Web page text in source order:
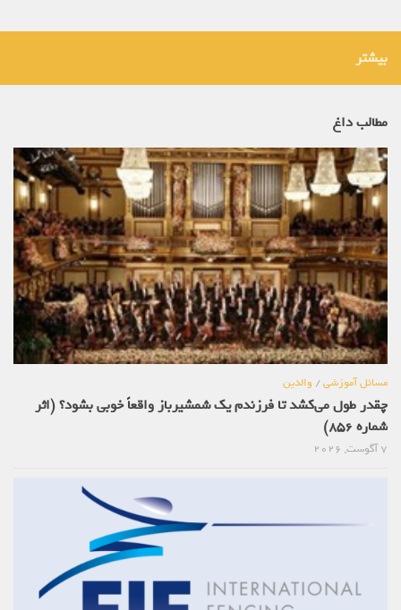
بیشتر
مطالب داغ
مسائل آموزشی/ والدین
چقدر طول می‌کشد تا فرزندم یک شمشیرباز واقعاً خوبی بشود؟ (اثر
شماره 856)
7 آگوست, 2026